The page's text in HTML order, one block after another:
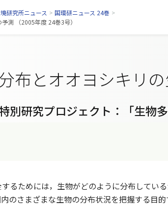
研究所ニュース > 国環研ニュース 24巻 >
測 （2005年度 24巻3号）
布とオオヨシキリ
別研究プロジェクト：「生物
るためには，生物がどのように分布してい
のさまざまな生物の分布状況を把握する目